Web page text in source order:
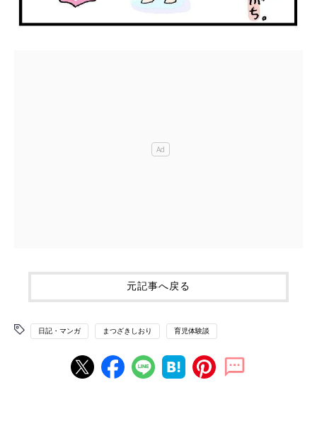
元記事へ戻る
日記・マンガ まつざきしおり 育児体験談